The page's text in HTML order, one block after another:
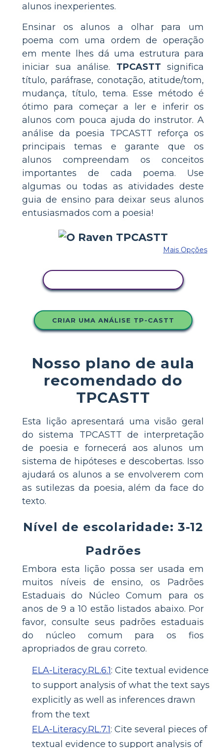
alunos inexperientes.
Ensinar os alunos a olhar para um
poema com uma ordem de operação
em mente lhes dá uma estrutura para
iniciar sua análise. TPCASTT significa
título, paráfrase, conotação, atitude/tom,
mudança, título, tema. Esse método é
ótimo para começar a ler e inferir os
alunos com pouca ajuda do instrutor. A
análise da poesia TPCASTT reforça os
principais temas e garante que os
alunos compreendam os conceitos
importantes de cada poema. Use
algumas ou todas as atividades deste
guia de ensino para deixar seus alunos
entusiasmados com a poesia!
Mais Opções
CRIAR UMA ANÁLISE TP-CASTT
Nosso plano de aula
recomendado do
TPCASTT
Esta lição apresentará uma visão geral
do sistema TPCASTT de interpretação
de poesia e fornecerá aos alunos um
sistema de hipóteses e descobertas. Isso
ajudará os alunos a se envolverem com
as sutilezas da poesia, além da face do
texto.
Nível de escolaridade: 3-12
Padrões
Embora esta lição possa ser usada em
muitos níveis de ensino, os Padrões
Estaduais do Núcleo Comum para os
anos de 9 a 10 estão listados abaixo. Por
favor, consulte seus padrões estaduais
do núcleo comum para os fios
apropriados de grau correto.
ELA-Literacy.RL.6.1: Cite textual evidence
to support analysis of what the text says
explicitly as well as inferences drawn
from the text
ELA-Literacy.RL.7.1: Cite several pieces of
textual evidence to support analysis of